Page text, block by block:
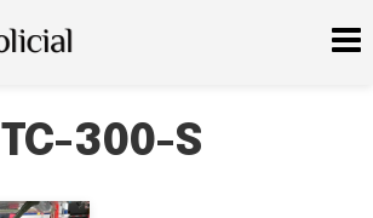
TC-300-S